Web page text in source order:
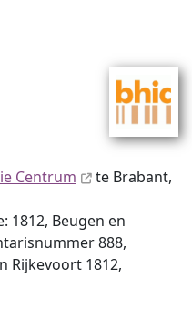
Centrum
te Brabant,
1812, Beugen en
888,
Rijkevoort 1812,